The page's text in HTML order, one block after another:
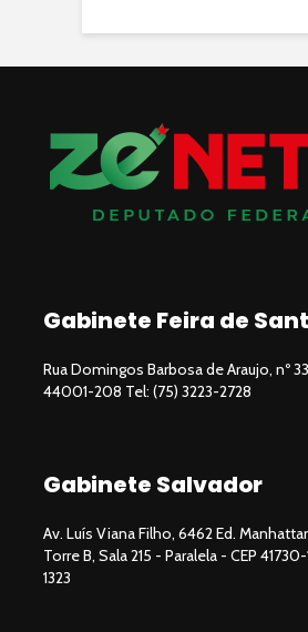
Gabinete Feira de
Rua Domingos Barbosa de Araujo, nº
44001-208 Tel: (75) 3223-2728
Gabinete Salvador
Av. Luís Viana Filho, 6462 Ed.
Torre B, Sala 215 - Paralela - CEP
1323